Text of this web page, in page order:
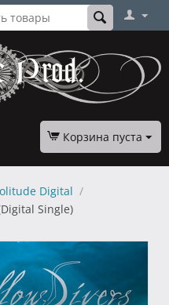
Корзина пуста
Digital /
Single)